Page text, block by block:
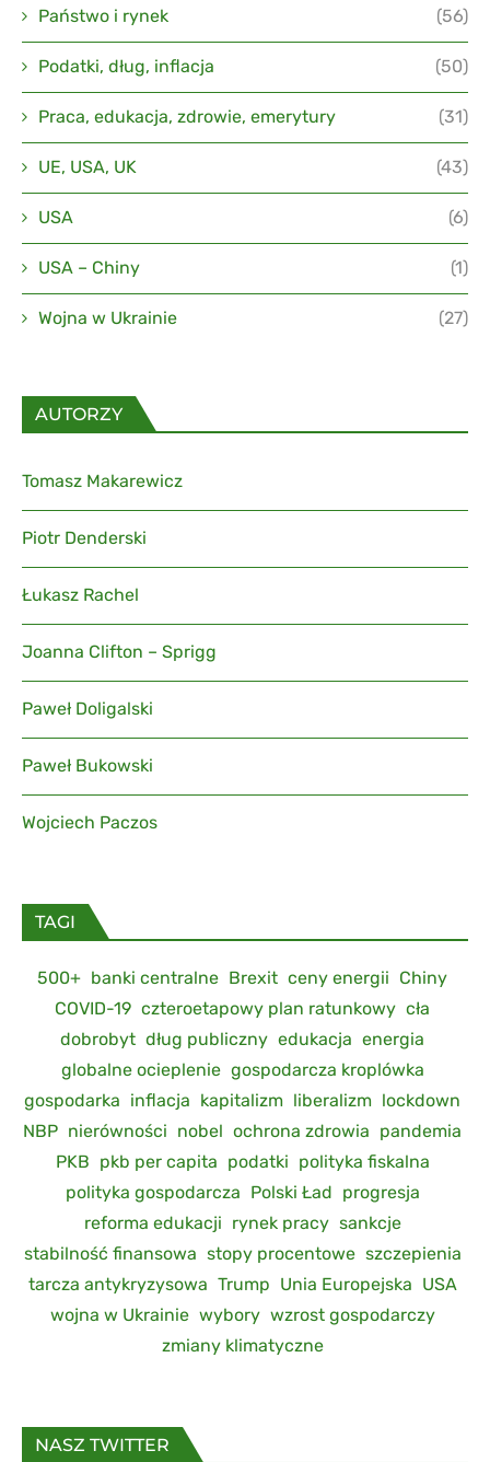
Państwo i rynek (56)
Podatki, dług, inflacja (50)
Praca, edukacja, zdrowie, emerytury (31)
UE, USA, UK (43)
USA (6)
USA – Chiny (1)
Wojna w Ukrainie (27)
AUTORZY
Tomasz Makarewicz
Piotr Denderski
Łukasz Rachel
Joanna Clifton – Sprigg
Paweł Doligalski
Paweł Bukowski
Wojciech Paczos
TAGI
500+ banki centralne Brexit ceny energii Chiny
COVID-19 czteroetapowy plan ratunkowy cła
dobrobyt dług publiczny edukacja energia
globalne ocieplenie gospodarcza kroplówka
gospodarka inflacja kapitalizm liberalizm lockdown
NBP nierówności nobel ochrona zdrowia pandemia
PKB pkb per capita podatki polityka fiskalna
polityka gospodarcza Polski Ład progresja
reforma edukacji rynek pracy sankcje
stabilność finansowa stopy procentowe szczepienia
tarcza antykryzysowa Trump Unia Europejska USA
wojna w Ukrainie wybory wzrost gospodarczy
zmiany klimatyczne
NASZ TWITTER